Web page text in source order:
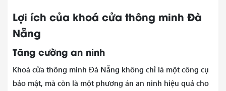
Lợi ích của khoá cửa thông minh Đà
Nẵng
Tăng cường an ninh
Khoá cửa thông minh Đà Nẵng không chỉ là một công cụ
bảo mật, mà còn là một phương án an ninh hiệu quả cho